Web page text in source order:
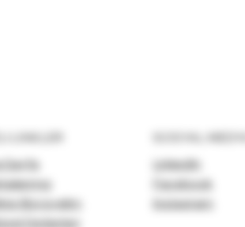
LINKLER
Sayfa
Büyüyelim
Değerleri
SOSYAL MEDYA
LinkedIn
Facebook
Instagram